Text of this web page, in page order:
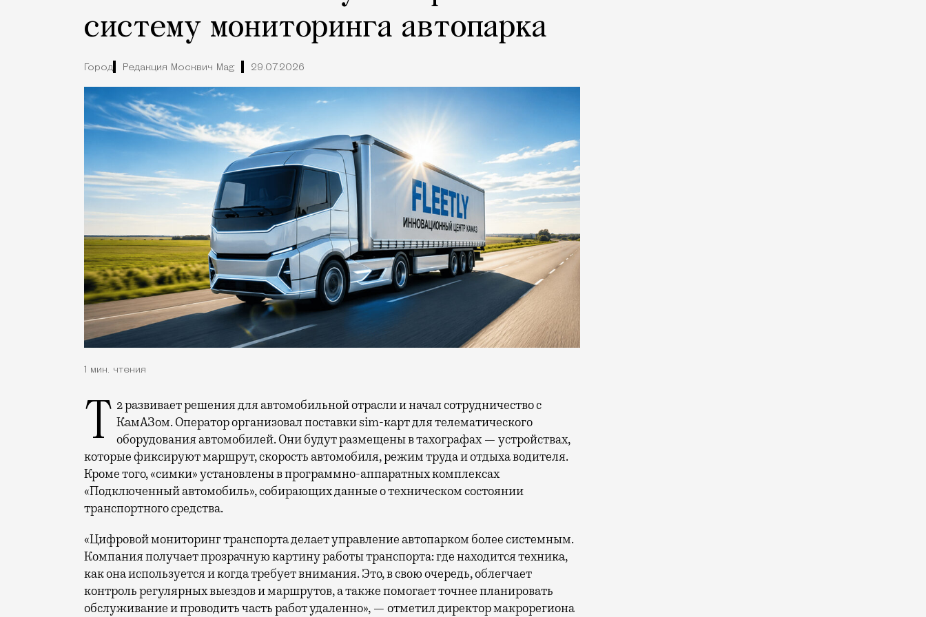
систему мониторинга автопарка
Город Редакция Москвич Mag 29.07.2026
1 мин. чтения
Т2 развивает решения для автомобильной отрасли и начал сотрудничество с КамАЗом. Оператор организовал поставки sim-карт для телематического
оборудования автомобилей. Они будут размещены в тахографах — устройствах,
которые фиксируют маршрут, скорость автомобиля, режим труда и отдыха водителя.
Кроме того, «симки» установлены в программно-аппаратных комплексах
«Подключенный автомобиль», собирающих данные о техническом состоянии
транспортного средства.
«Цифровой мониторинг транспорта делает управление автопарком более системным.
Компания получает прозрачную картину работы транспорта: где находится техника,
как она используется и когда требует внимания. Это, в свою очередь, облегчает
контроль регулярных выездов и маршрутов, а также помогает точнее планировать
обслуживание и проводить часть работ удаленно», — отметил директор макрорегиона